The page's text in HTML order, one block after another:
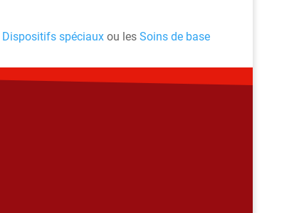
Dispositifs spéciaux ou les Soins de base